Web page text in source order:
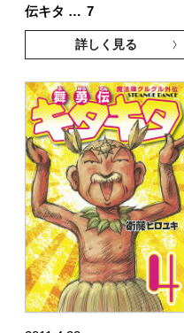
伝キタ … 7
詳しく見る